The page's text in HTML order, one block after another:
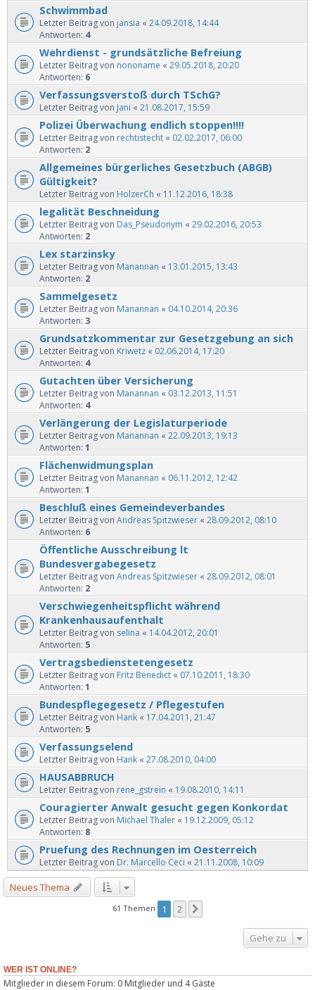
Schwimmbad
Letzter Beitrag von jansia « 24.09.2018, 14:44
Antworten: 4
Wehrdienst - grundsätzliche Befreiung
Letzter Beitrag von nononame « 29.05.2018, 20:20
Antworten: 6
Verfassungsverstoß durch TSchG?
Letzter Beitrag von Jani « 21.08.2017, 15:59
Polizei Überwachung endlich stoppen!!!!
Letzter Beitrag von rechtistecht « 02.02.2017, 06:00
Antworten: 2
Allgemeines bürgerliches Gesetzbuch (ABGB)
Gültigkeit?
Letzter Beitrag von HolzerCh « 11.12.2016, 18:38
legalität Beschneidung
Letzter Beitrag von Das_Pseudonym « 29.02.2016, 20:53
Antworten: 2
Lex starzinsky
Letzter Beitrag von Manannan « 13.01.2015, 13:43
Antworten: 2
Sammelgesetz
Letzter Beitrag von Manannan « 04.10.2014, 20:36
Antworten: 3
Grundsatzkommentar zur Gesetzgebung an sich
Letzter Beitrag von Kriwetz « 02.06.2014, 17:20
Antworten: 4
Gutachten über Versicherung
Letzter Beitrag von Manannan « 03.12.2013, 11:51
Antworten: 4
Verlängerung der Legislaturperiode
Letzter Beitrag von Manannan « 22.09.2013, 19:13
Antworten: 1
Flächenwidmungsplan
Letzter Beitrag von Manannan « 06.11.2012, 12:42
Antworten: 1
Beschluß eines Gemeindeverbandes
Letzter Beitrag von Andreas Spitzwieser « 28.09.2012, 08:10
Antworten: 6
Öffentliche Ausschreibung lt
Bundesvergabegesetz
Letzter Beitrag von Andreas Spitzwieser « 28.09.2012, 08:01
Antworten: 2
Verschwiegenheitspflicht während
Krankenhausaufenthalt
Letzter Beitrag von selina « 14.04.2012, 20:01
Antworten: 5
Vertragsbedienstetengesetz
Letzter Beitrag von Fritz Benedict « 07.10.2011, 18:30
Antworten: 1
Bundespflegegesetz / Pflegestufen
Letzter Beitrag von Hank « 17.04.2011, 21:47
Antworten: 5
Verfassungselend
Letzter Beitrag von Hank « 27.08.2010, 04:00
HAUSABBRUCH
Letzter Beitrag von rene_gstrein « 19.08.2010, 14:11
Couragierter Anwalt gesucht gegen Konkordat
Letzter Beitrag von Michael Thaler « 19.12.2009, 05:12
Antworten: 8
Pruefung des Rechnungen im Oesterreich
Letzter Beitrag von Dr. Marcello Ceci « 21.11.2008, 10:09
Neues Thema
61 Themen 1 2
Gehe zu
WER IST ONLINE?
Mitglieder in diesem Forum: 0 Mitglieder und 4 Gäste